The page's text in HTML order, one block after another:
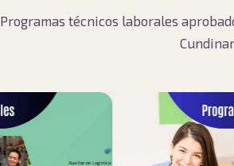
Programas técnicos laborales